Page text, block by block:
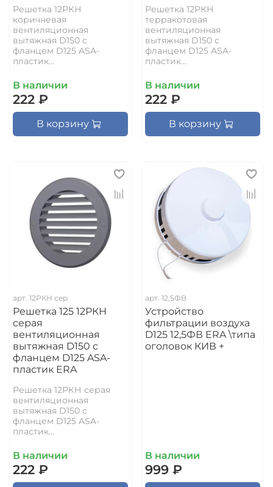
Решетка 12РКН
коричневая
вентиляционная
вытяжная D150 с
фланцем D125 ASA-
пластик...
В наличии
222 ₽
В корзину
Решетка 12РКН
терракотовая
вентиляционная
вытяжная D150 с
фланцем D125 ASA-
пластик...
В наличии
222 ₽
В корзину
арт. 12РКН сер
Решетка 125 12РКН
серая
вентиляционная
вытяжная D150 с
фланцем D125 ASA-
пластик ERA
Решетка 12РКН серая
вентиляционная
вытяжная D150 с
фланцем D125 ASA-
пластик...
В наличии
222 ₽
арт. 12,5ФВ
Устройство
фильтрации воздуха
D125 12,5ФВ ERA \типа
оголовок КИВ +
В наличии
999 ₽